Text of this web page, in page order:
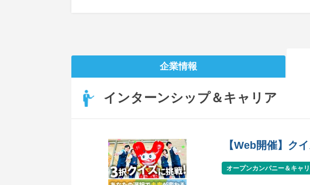
企業情報
インターンシップ＆キャリア
【Web開催】ク
オープンカンパニー＆キャ